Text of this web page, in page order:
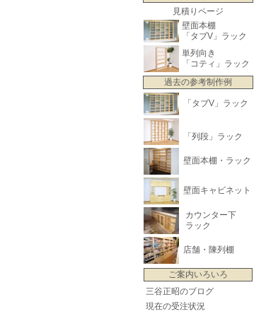
見積りページ
壁面本棚
「タブV」ラック
単列向き
「コティ」ラック
過去の参考制作例
「タブV」ラック
「列段」ラック
壁面本棚・ラック
壁面キャビネット
カウンター下
ラック
店舗・陳列棚
ご案内いろいろ
三谷正昭のブログ
現在の受注状況